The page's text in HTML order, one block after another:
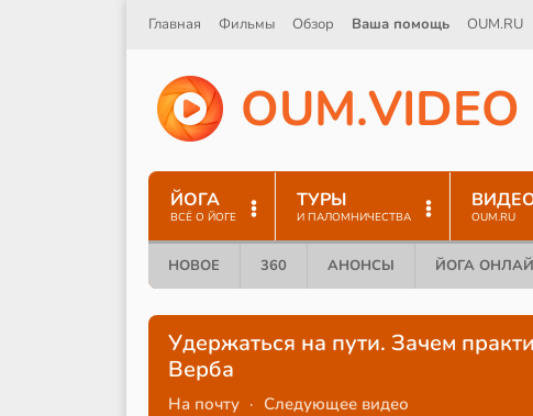
Главная Фильмы Обзор Ваша помощь OUM.RU
OUM.VIDEO
ЙОГА
ВСЁ О ЙОГЕ
ТУРЫ
И ПАЛОМНИЧЕСТВА OUM.RU
НОВОЕ 360 АНОНСЫ ЙОГА
Удержаться на пути. Зачем
Верба
На почту · Следующее видео